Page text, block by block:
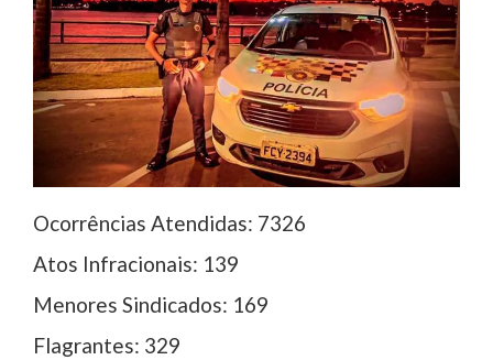
Ocorrências Atendidas: 7326
Atos Infracionais: 139
Menores Sindicados: 169
Flagrantes: 329